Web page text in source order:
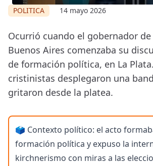
POLITICA 14 mayo 2026
Ocurrió cuando el gobernador
Buenos Aires comenzaba su
de formación política, en La
cristinistas desplegaron una
gritaron desde la platea.
🗳️ Contexto político: el acto
formación política y expuso la
kirchnerismo con miras a las